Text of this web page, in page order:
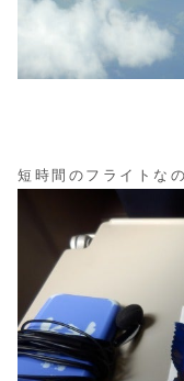
短時間のフライトな